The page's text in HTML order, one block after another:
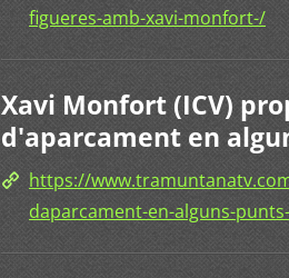
figueres-amb-xavi-monfort-/
Xavi Monfort (ICV)
d'aparcament en
https://
daparcament-en-alguns-